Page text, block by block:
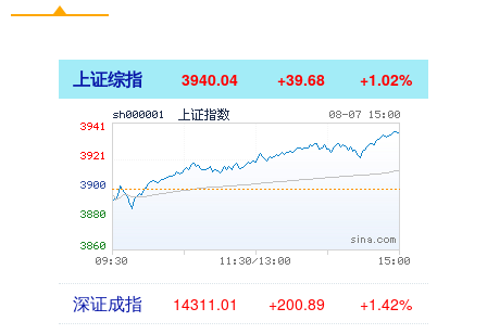
上证综指 3940.04 +39.68 +1.02%
深证成指 14311.01 +200.89 +1.42%